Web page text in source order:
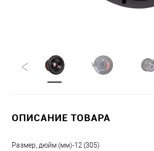
ОПИСАНИЕ ТОВАРА
Размер, дюйм (мм)-12 (305)